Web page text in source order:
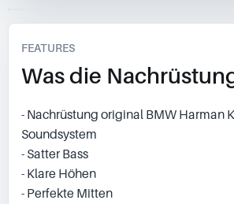
FEATURES
Was die
- Nachrüstung original BMW Harman
Soundsystem
- Satter Bass
- Klare Höhen
- Perfekte Mitten